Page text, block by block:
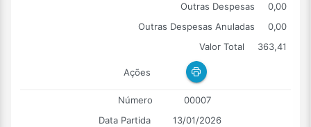
Outras Despesas
0,00
Outras Despesas Anuladas
0,00
Valor Total
363,41
Ações
Número
00007
Data Partida
13/01/2026